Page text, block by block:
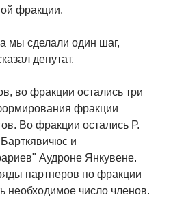
фракции.
мы сделали один шаг,
депутат.
во фракции остались три
фракции
Во фракции остались Р.
и
Аудроне Янкувене.
партнеров по фракции
необходимое число членов.